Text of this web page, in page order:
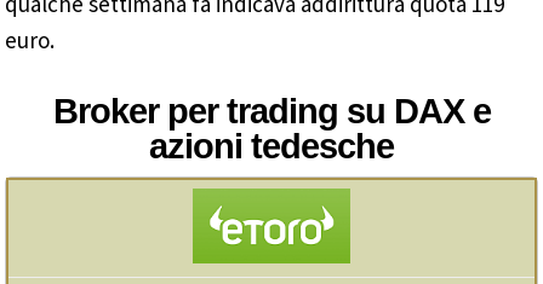
euro.
Broker per trading su DAX e
azioni tedesche